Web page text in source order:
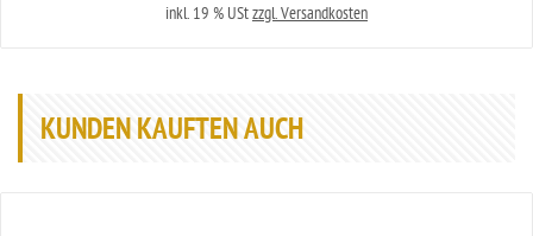
inkl. 19 % UStzzgl. Versandkosten
KUNDEN KAUFTEN AUCH